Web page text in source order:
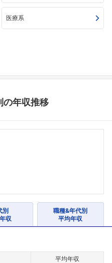
医療系
の年収推移
別
収
職種&年代別
平均年収
平均年収